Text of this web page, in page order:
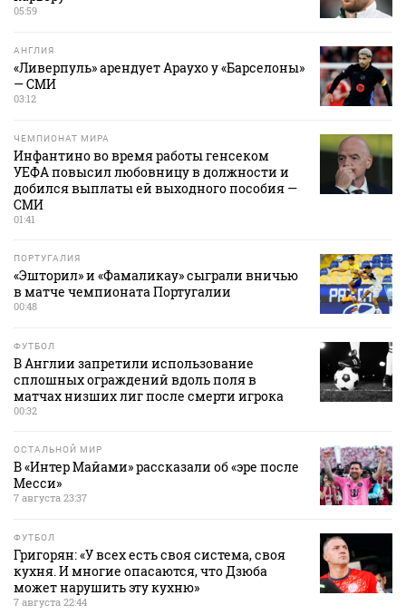
05:59
АНГЛИЯ
«Ливерпуль» арендует Араухо у «Барселоны»
— СМИ
03:12
ЧЕМПИОНАТ МИРА
Инфантино во время работы генсеком
УЕФА повысил любовницу в должности и
добился выплаты ей выходного пособия —
СМИ
01:41
ПОРТУГАЛИЯ
«Эшторил» и «Фамаликау» сыграли вничью
в матче чемпионата Португалии
00:48
ФУТБОЛ
В Англии запретили использование
сплошных ограждений вдоль поля в
матчах низших лиг после смерти игрока
00:32
ОСТАЛЬНОЙ МИР
В «Интер Майами» рассказали об «эре после
Месси»
7 августа 23:37
ФУТБОЛ
Григорян: «У всех есть своя система, своя
кухня. И многие опасаются, что Дзюба
может нарушить эту кухню»
7 августа 22:44